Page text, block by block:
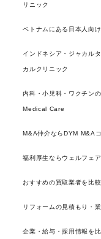
リニック
ベトナムにある日本人向
インドネシア・ジャカル
カルクリニック
内科・小児科・ワクチン
Medical Care
M&A仲介ならDYM M&A
福利厚生ならウェルフェ
おすすめの買取業者を比
リフォームの見積もり・
企業・給与・採用情報を